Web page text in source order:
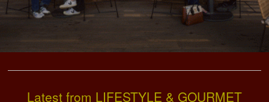
Latest from LIFESTYLE & GOURMET